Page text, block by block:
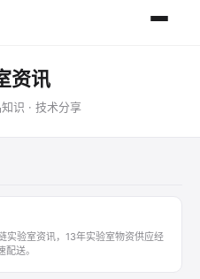
资讯
识 · 技术分享
验室资讯，13年实验室物资供应经
送。